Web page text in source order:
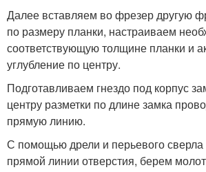
Далее вставляем во фрезер другую
по размеру планки, настраиваем
соответствующую толщине планки и
углубление по центру.
Подготавливаем гнездо под корпус
центру разметки по длине замка
прямую линию.
С помощью дрели и перьевого
прямой линии отверстия, берем